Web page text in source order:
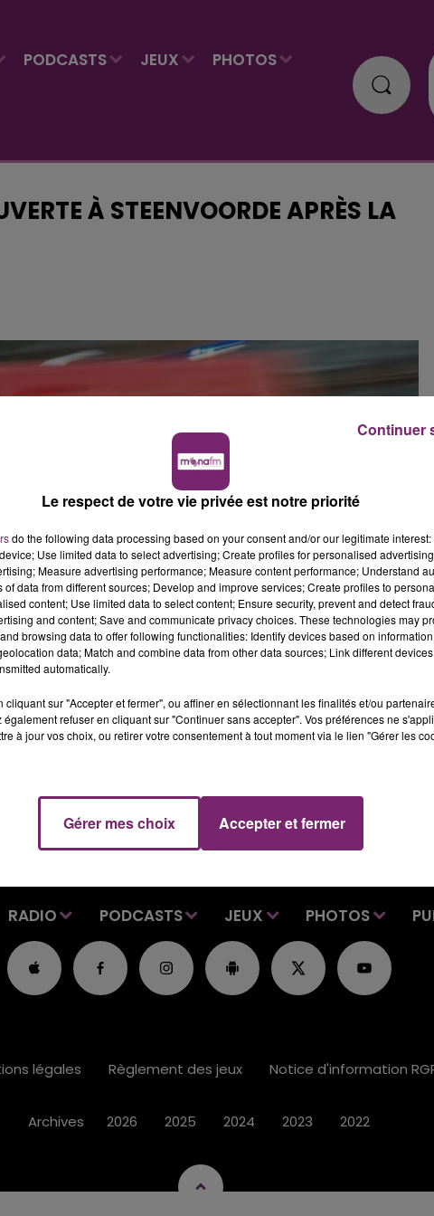
PODCASTS JEUX PHOTOS
À STEENVOORDE APRÈS LA
RADIO PODCASTS JEUX PHOTOS
légales Règlement des jeux Notice d'information
Archives 2026 2025 2024 2023 2022
Le respect de votre vie privée est notre priorité
do the following data processing based on your consent and/or our legitimate
Use limited data to select advertising; Create profiles for personalised
Measure advertising performance; Measure content performance; Understand
of data from different sources; Develop and improve services; Create profiles to
content; Use limited data to select content; Ensure security, prevent and detect
and content; Save and communicate privacy choices. These technologies may
browsing data to offer following functionalities: Identify devices based on
data; Match and combine data from other data sources; Link different
automatically.
cliquant sur "Accepter et fermer", ou affiner en sélectionnant les finalités et/ou
également refuser en cliquant sur "Continuer sans accepter". Vos préférences ne
à jour vos choix, ou retirer votre consentement à tout moment via le lien "Gérer les
Gérer mes choix Accepter et fermer
Continuer